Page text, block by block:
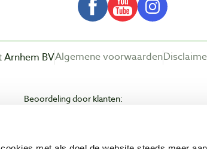
Algemene voorwaarden
BV
Beoordeling door klanten: